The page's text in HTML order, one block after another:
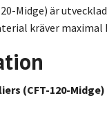
Midge) är
kräver
(CFT-120-Midge)